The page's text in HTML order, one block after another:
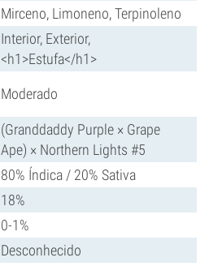
Mirceno, Limoneno, Terpinoleno
Interior, Exterior,
<h1>Estufa</h1>
Moderado
(Granddaddy Purple × Grape
Ape) × Northern Lights #5
80% Índica / 20% Sativa
18%
0-1%
Desconhecido